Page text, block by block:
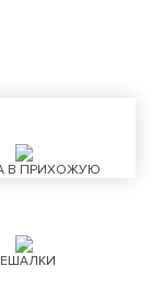
В ПРИХОЖУЮ